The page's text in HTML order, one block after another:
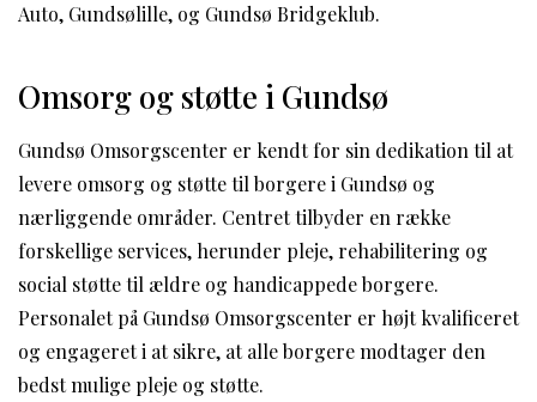
Auto, Gundsølille, og Gundsø Bridgeklub.
Omsorg og støtte i Gundsø
Gundsø Omsorgscenter er kendt for sin dedikation til at
levere omsorg og støtte til borgere i Gundsø og
nærliggende områder. Centret tilbyder en række
forskellige services, herunder pleje, rehabilitering og
social støtte til ældre og handicappede borgere.
Personalet på Gundsø Omsorgscenter er højt kvalificeret
og engageret i at sikre, at alle borgere modtager den
bedst mulige pleje og støtte.